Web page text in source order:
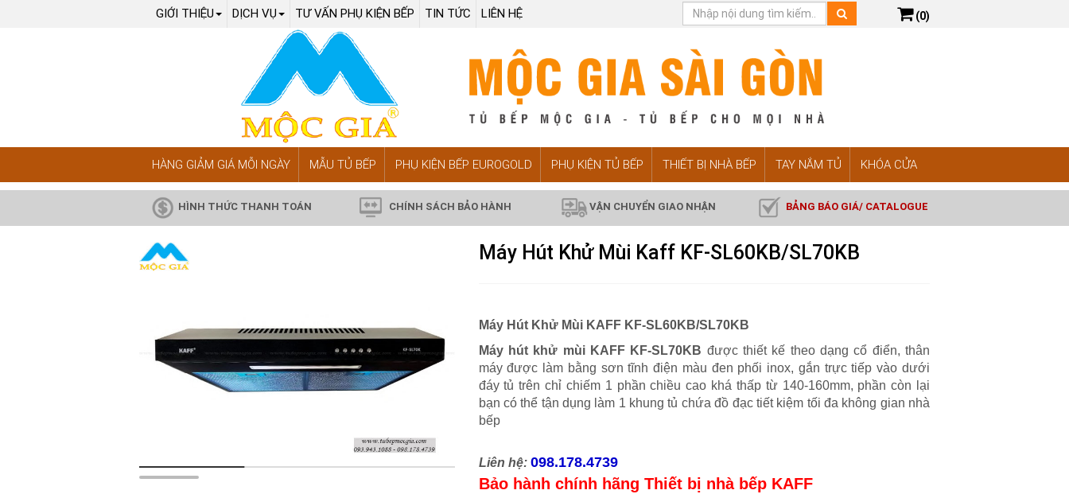
GIỚI THIỆU DỊCH VỤ TƯ VẤN PHỤ KIỆN BẾP TIN TỨC LIÊN HỆ (0)
HÀNG GIẢM GIÁ MỖI NGÀY MẪU TỦ BẾP PHỤ KIỆN BẾP EUROGOLD PHỤ KIỆN TỦ BẾP THIẾT BỊ NHÀ BẾP TAY NẮM TỦ KHÓA CỬA
HÌNH THỨC THANH TOÁN CHÍNH SÁCH BẢO HÀNH VẬN CHUYỂN GIAO NHẬN BẢNG BÁO GIÁ/ CATALOGUE
Máy Hút Khử Mùi Kaff KF-SL60KB/SL70KB
Máy Hút Khử Mùi KAFF KF-SL60KB/SL70KB
Máy hút khử mùi KAFF KF-SL70KB được thiết kế theo dạng cổ điển, thân
máy được làm bằng sơn tĩnh điện màu đen phối inox, gắn trực tiếp vào dưới
đáy tủ trên chỉ chiếm 1 phần chiều cao khá thấp từ 140-160mm, phần còn lại
bạn có thể tận dụng làm 1 khung tủ chứa đồ đạc tiết kiệm tối đa không gian nhà
bếp
Liên hệ: 098.178.4739
Bảo hành chính hãng Thiết bị nhà bếp KAFF